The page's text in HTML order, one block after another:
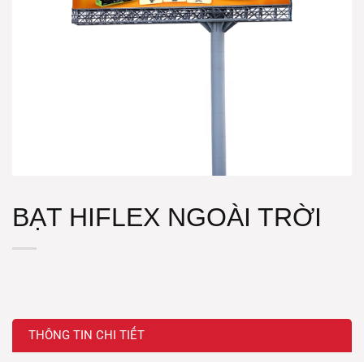
BẠT HIFLEX NGOÀI TRỜI
THÔNG TIN CHI TIẾT